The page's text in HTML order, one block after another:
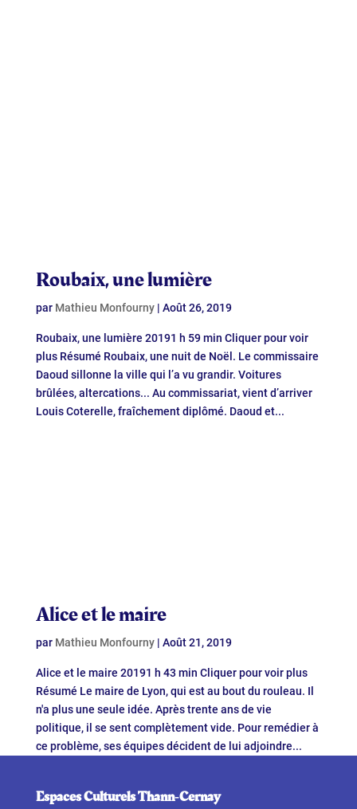
Roubaix, une lumière
par Mathieu Monfourny| Août 26, 2019
Roubaix, une lumière 20191 h 59 min Cliquer pour voir
plus Résumé Roubaix, une nuit de Noël. Le commissaire
Daoud sillonne la ville qui l’a vu grandir. Voitures
brûlées, altercations... Au commissariat, vient d’arriver
Louis Coterelle, fraîchement diplômé. Daoud et...
Alice et le maire
par Mathieu Monfourny| Août 21, 2019
Alice et le maire 20191 h 43 min Cliquer pour voir plus
Résumé Le maire de Lyon, qui est au bout du rouleau. Il
n'a plus une seule idée. Après trente ans de vie
politique, il se sent complètement vide. Pour remédier à
ce problème, ses équipes décident de lui adjoindre...
Espaces Culturels Thann‑Cernay